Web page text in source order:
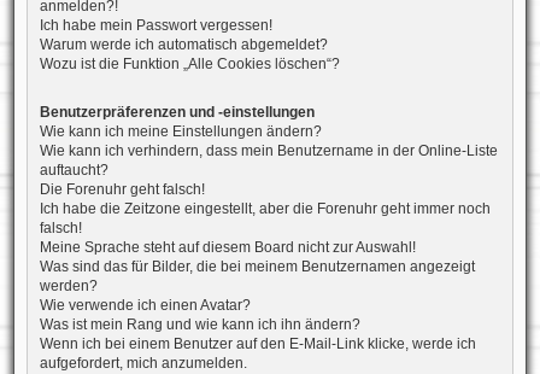
anmelden?!
Ich habe mein Passwort vergessen!
Warum werde ich automatisch abgemeldet?
Wozu ist die Funktion „Alle Cookies löschen“?
Benutzerpräferenzen und -einstellungen
Wie kann ich meine Einstellungen ändern?
Wie kann ich verhindern, dass mein Benutzername in der Online-Liste
auftaucht?
Die Forenuhr geht falsch!
Ich habe die Zeitzone eingestellt, aber die Forenuhr geht immer noch
falsch!
Meine Sprache steht auf diesem Board nicht zur Auswahl!
Was sind das für Bilder, die bei meinem Benutzernamen angezeigt
werden?
Wie verwende ich einen Avatar?
Was ist mein Rang und wie kann ich ihn ändern?
Wenn ich bei einem Benutzer auf den E-Mail-Link klicke, werde ich
aufgefordert, mich anzumelden.